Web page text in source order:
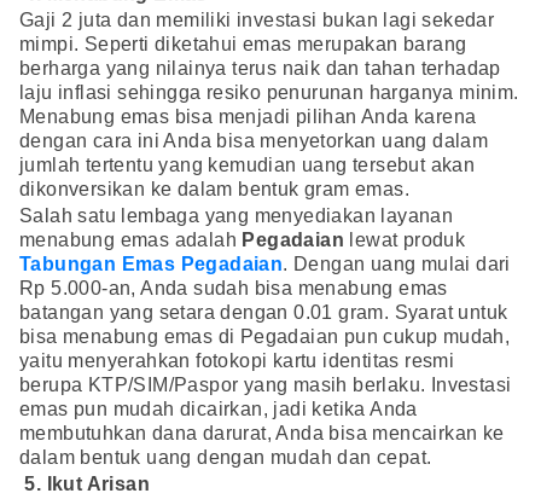
Gaji 2 juta dan memiliki investasi bukan lagi sekedar
mimpi. Seperti diketahui emas merupakan barang
berharga yang nilainya terus naik dan tahan terhadap
laju inflasi sehingga resiko penurunan harganya minim.
Menabung emas bisa menjadi pilihan Anda karena
dengan cara ini Anda bisa menyetorkan uang dalam
jumlah tertentu yang kemudian uang tersebut akan
dikonversikan ke dalam bentuk gram emas.
Salah satu lembaga yang menyediakan layanan
menabung emas adalah Pegadaian lewat produk
Tabungan Emas Pegadaian. Dengan uang mulai dari
Rp 5.000-an, Anda sudah bisa menabung emas
batangan yang setara dengan 0.01 gram. Syarat untuk
bisa menabung emas di Pegadaian pun cukup mudah,
yaitu menyerahkan fotokopi kartu identitas resmi
berupa KTP/SIM/Paspor yang masih berlaku. Investasi
emas pun mudah dicairkan, jadi ketika Anda
membutuhkan dana darurat, Anda bisa mencairkan ke
dalam bentuk uang dengan mudah dan cepat.
5. Ikut Arisan